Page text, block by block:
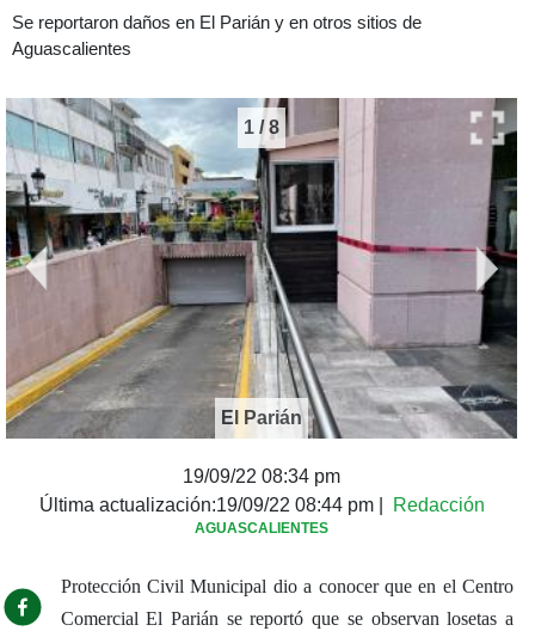
Se reportaron daños en El Parián y en otros sitios de
Aguascalientes
El Parián
1 /8
19/09/22 08:34 pm
Última actualización:19/09/22 08:44 pm| Redacción
AGUASCALIENTES
Protección Civil Municipal dio a conocer que en el Centro
Comercial El Parián se reportó que se observan losetas a